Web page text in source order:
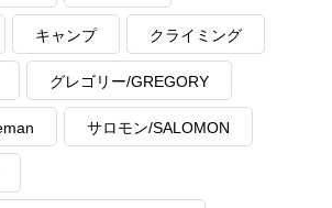
キャンプ クライミング
グレゴリー/GREGORY
サロモン/SALOMON